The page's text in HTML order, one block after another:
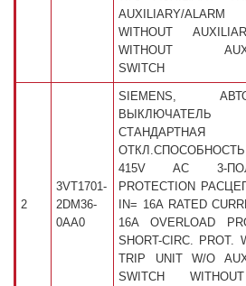
AUXILIARY/
WITHOUT
WITHOUT
SWITCH
2
3VT1701-
2DM36-
0AA0
SIEMENS,
СТАНДАРТНАЯ
415V AC 3-
PROTECTION
IN= 16A RATED
16A OVERLOAD
SHORT-CIRC. PROT.
TRIP UNIT W/O
SWITCH